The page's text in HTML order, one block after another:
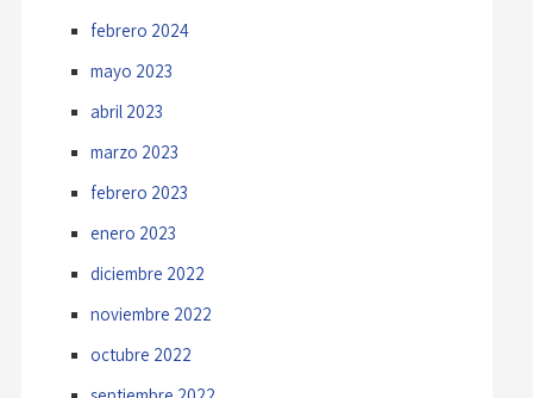
febrero 2024
mayo 2023
abril 2023
marzo 2023
febrero 2023
enero 2023
diciembre 2022
noviembre 2022
octubre 2022